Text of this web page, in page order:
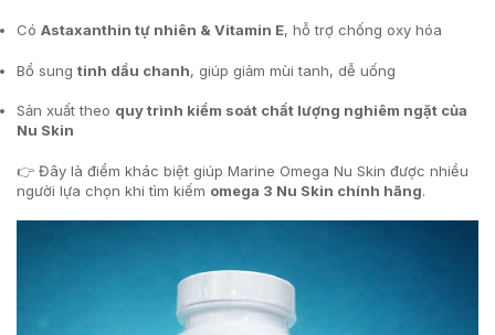
Có Astaxanthin tự nhiên & Vitamin E, hỗ trợ chống oxy hóa
Bổ sung tinh dầu chanh, giúp giảm mùi tanh, dễ uống
Sản xuất theo quy trình kiểm soát chất lượng nghiêm ngặt của
Nu Skin
👉 Đây là điểm khác biệt giúp Marine Omega Nu Skin được nhiều
người lựa chọn khi tìm kiếm omega 3 Nu Skin chính hãng.